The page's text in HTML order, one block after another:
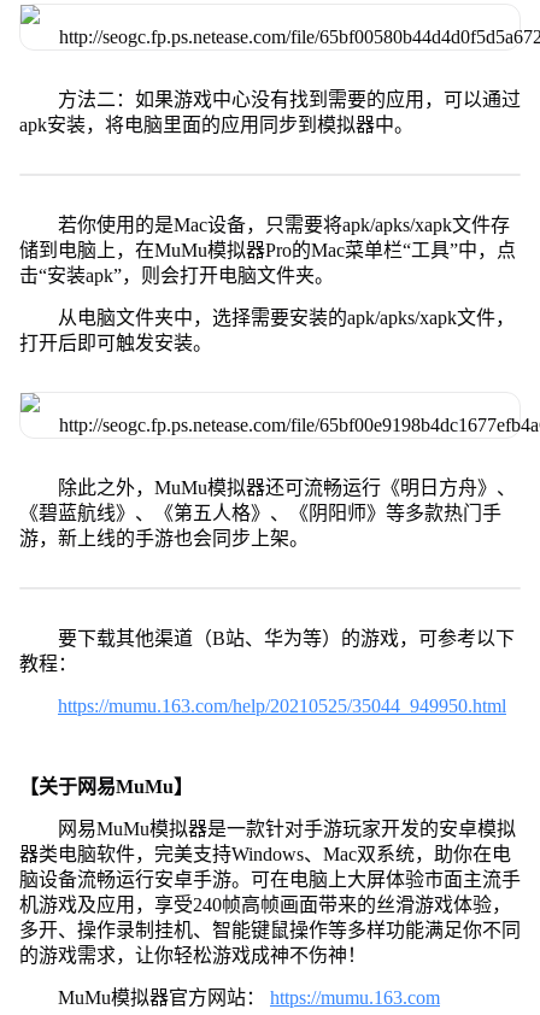
方法二：如果游戏中心没有找到需要的应用，可以通过
apk安装，将电脑里面的应用同步到模拟器中。
若你使用的是Mac设备，只需要将apk/apks/xapk文件存
储到电脑上，在MuMu模拟器Pro的Mac菜单栏“工具”中，点
击“安装apk”，则会打开电脑文件夹。
从电脑文件夹中，选择需要安装的apk/apks/xapk文件，
打开后即可触发安装。
除此之外，MuMu模拟器还可流畅运行《明日方舟》、
《碧蓝航线》、《第五人格》、《阴阳师》等多款热门手
游，新上线的手游也会同步上架。
要下载其他渠道（B站、华为等）的游戏，可参考以下
教程：
https://mumu.163.com/help/20210525/35044_949950.html
【关于网易MuMu】
网易MuMu模拟器是一款针对手游玩家开发的安卓模拟
器类电脑软件，完美支持Windows、Mac双系统，助你在电
脑设备流畅运行安卓手游。可在电脑上大屏体验市面主流手
机游戏及应用，享受240帧高帧画面带来的丝滑游戏体验，
多开、操作录制挂机、智能键鼠操作等多样功能满足你不同
的游戏需求，让你轻松游戏成神不伤神！
MuMu模拟器官方网站： https://mumu.163.com